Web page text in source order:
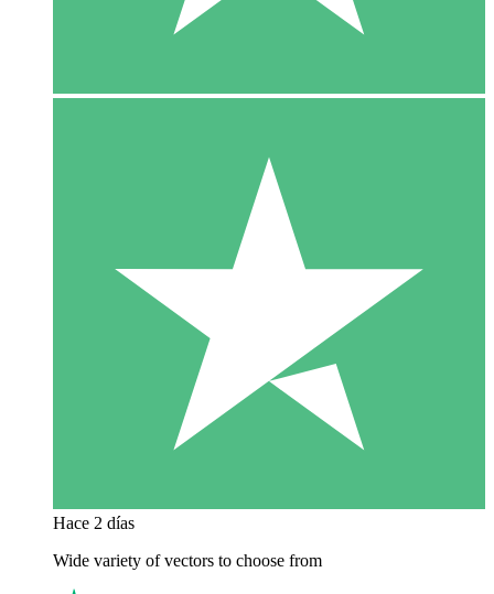
Hace 2 días
Wide variety of vectors to choose from